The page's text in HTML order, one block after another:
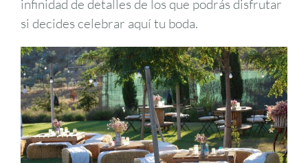
infinidad de detalles de los que podrás disfrutar
si decides celebrar aquí tu boda.